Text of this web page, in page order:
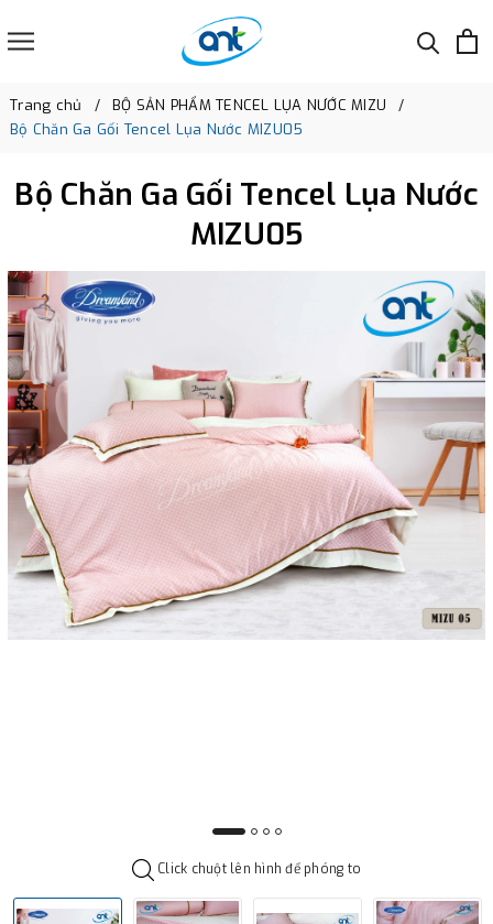
Trang chủ
BỘ SẢN PHẨM TENCEL LỤA NƯỚC MIZU
Bộ Chăn Ga Gối Tencel Lụa Nước MIZU05
Bộ Chăn Ga Gối Tencel Lụa Nước
MIZU05
Click chuột lên hình để phóng to